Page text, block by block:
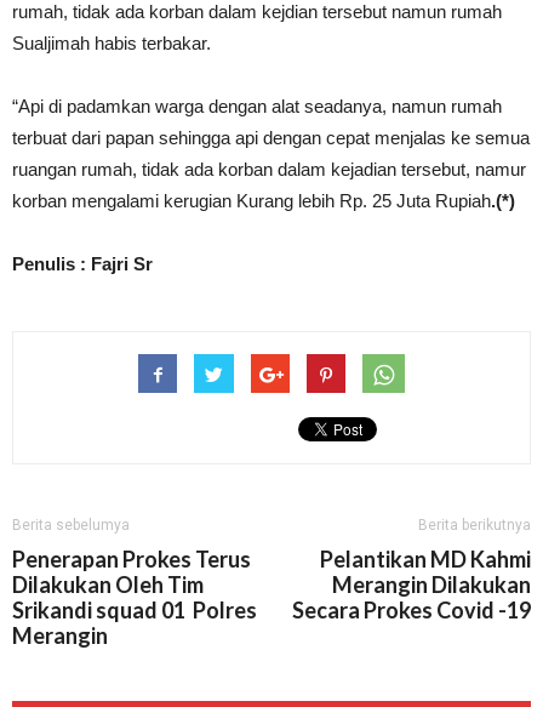
rumah, tidak ada korban dalam kejdian tersebut namun rumah
Sualjimah habis terbakar.
“Api di padamkan warga dengan alat seadanya, namun rumah
terbuat dari papan sehingga api dengan cepat menjalas ke semua
ruangan rumah, tidak ada korban dalam kejadian tersebut, namur
korban mengalami kerugian Kurang lebih Rp. 25 Juta Rupiah.(*)
Penulis : Fajri Sr
Berita sebelumya
Penerapan Prokes Terus
Dilakukan Oleh Tim
Srikandi squad 01 Polres
Merangin
Berita berikutnya
Pelantikan MD Kahmi
Merangin Dilakukan
Secara Prokes Covid -19